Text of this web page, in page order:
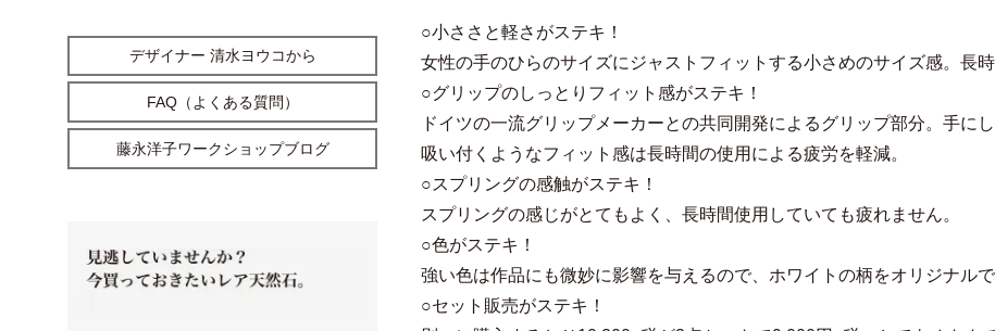
○小ささと軽さがステキ！
女性の手のひらのサイズにジャストフィットする小さめのサイズ感。長
○グリップのしっとりフィット感がステキ！
ドイツの一流グリップメーカーとの共同開発によるグリップ部分。手に
吸い付くようなフィット感は長時間の使用による疲労を軽減。
○スプリングの感触がステキ！
スプリングの感じがとてもよく、長時間使用していても疲れません。
○色がステキ！
強い色は作品にも微妙に影響を与えるので、ホワイトの柄をオリジナルで
○セット販売がステキ！
デザイナー 清水ヨウコから
FAQ（よくある質問）
藤永洋子ワークショップブログ